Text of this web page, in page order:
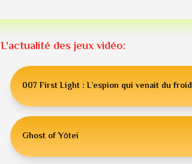
L'actualité des jeux vidéo:
007 First Light : L’espion qui venait du froid
Ghost of Yōtei